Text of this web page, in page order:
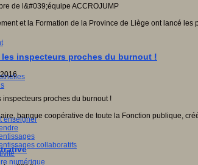
enseigner
collaboratifs
numérique
et la Formation de la Province de Liège ont lancé
inspecteurs proches du burnout !
banque coopérative de toute la Fonction publique,